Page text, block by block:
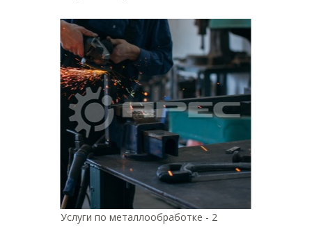
Услуги по металлообработке - 2